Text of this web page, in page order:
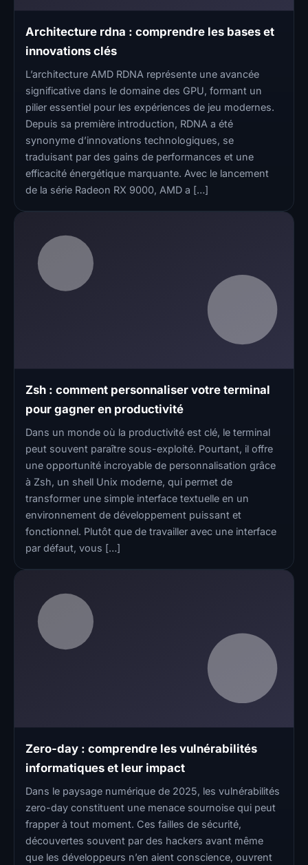
Architecture rdna : comprendre les bases et
innovations clés
L’architecture AMD RDNA représente une avancée
significative dans le domaine des GPU, formant un
pilier essentiel pour les expériences de jeu modernes.
Depuis sa première introduction, RDNA a été
synonyme d’innovations technologiques, se
traduisant par des gains de performances et une
efficacité énergétique marquante. Avec le lancement
de la série Radeon RX 9000, AMD a […]
Zsh : comment personnaliser votre terminal
pour gagner en productivité
Dans un monde où la productivité est clé, le terminal
peut souvent paraître sous-exploité. Pourtant, il offre
une opportunité incroyable de personnalisation grâce
à Zsh, un shell Unix moderne, qui permet de
transformer une simple interface textuelle en un
environnement de développement puissant et
fonctionnel. Plutôt que de travailler avec une interface
par défaut, vous […]
Zero-day : comprendre les vulnérabilités
informatiques et leur impact
Dans le paysage numérique de 2025, les vulnérabilités
zero-day constituent une menace sournoise qui peut
frapper à tout moment. Ces failles de sécurité,
découvertes souvent par des hackers avant même
que les développeurs n’en aient conscience, ouvrent